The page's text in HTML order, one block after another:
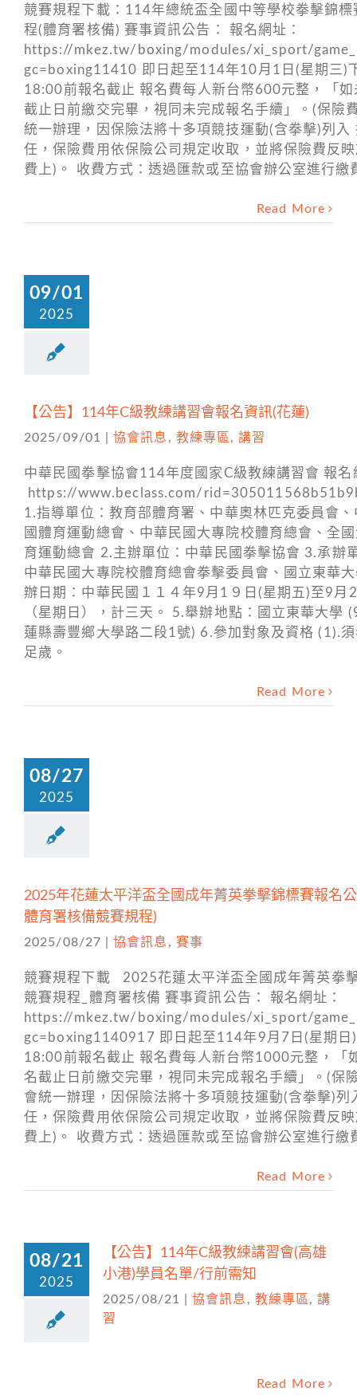
競賽規程下載：114年總統盃全國中等學校拳擊錦標
程(體育署核備) 賽事資訊公告： 報名網址：
https://mkez.tw/boxing/modules/xi_sport/
gc=boxing11410 即日起至114年10月1日(星期三)
18:00前報名截止 報名費每人新台幣600元整，「如
截止日前繳交完畢，視同未完成報名手續」。(保險
統一辦理，因保險法將十多項競技運動(含拳擊)列入
任，保險費用依保險公司規定收取，並將保險費反
費上)。 收費方式：透過匯款或至協會辦公室進
Read More
09/01
2025
【公告】114年C級教練講習會報名資訊(花蓮)
2025/09/01 協會訊息 , 教練專區,講習
中華民國拳擊協會114年度國家C級教練講習會 報名
https://www.beclass.com/
1.指導單位：教育部體育署、中華奧林匹克委員會
國體育運動總會、中華民國大專院校體育總會、全
育運動總會 2.主辦單位：中華民國拳擊協會 3.承辦
中華民國大專院校體育總會拳擊委員會、國立東華
辦日期：中華民國１１４年9月1９日(星期五)至9月
（星期日），計三天。 5.舉辦地點：國立東華大學
蓮縣壽豐鄉大學路二段1號) 6.參加對象及資格 (1).
足歲。
Read More
08/27
2025
2025年花蓮太平洋盃全國成年菁英拳擊錦標賽報名
體育署核備競賽規程)
2025/08/27 協會訊息 , 賽事
競賽規程下載 2025花蓮太平洋盃全國成年菁英拳
競賽規程_體育署核備 賽事資訊公告： 報名網址：
https://mkez.tw/boxing/modules/xi_sport/
gc=boxing1140917 即日起至114年9月7日(星期日
18:00前報名截止 報名費每人新台幣1000元整，「
名截止日前繳交完畢，視同未完成報名手續」。(保
會統一辦理，因保險法將十多項競技運動(含拳擊)列
任，保險費用依保險公司規定收取，並將保險費反
費上)。 收費方式：透過匯款或至協會辦公室進
Read More
08/21
2025
【公告】114年C級教練講習會(高雄
小港)學員名單/行前需知
2025/08/21 協會訊息 , 教練專區,講
習
Read More